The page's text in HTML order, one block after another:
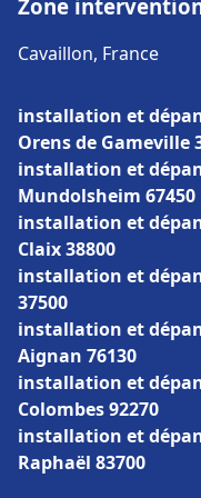
Zone
Cavaillon, France
installation et
Orens de Gameville
installation et
Mundolsheim 67450
installation et
Claix 38800
installation et
37500
installation et
Aignan 76130
installation et
Colombes 92270
installation et
Raphaël 83700